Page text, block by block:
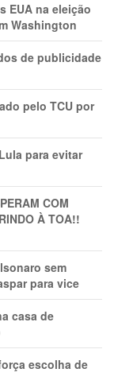
EUA na eleição
Washington
de publicidade
pelo TCU por
para evitar
COM
À TOA!!
sem
para vice
casa de
escolha de